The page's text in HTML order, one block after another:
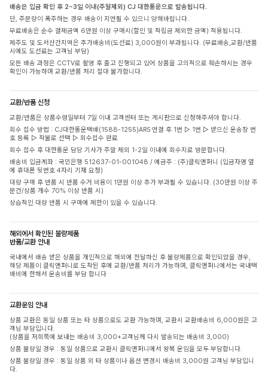
배송은 입금 확인 후 2~3일 이내(주말제외) CJ 대한통운으로 발송됩니다.
단, 주문량이 폭주하는 경우 배송이 지연될 수 있으니 양해바랍니다.
무료배송은 순수 결제금액 6만원 이상 구매시(할인 및 적립금 제외한 금액) 적용됩니다.
제주도 및 도서산간지역은 추가배송비(도선료) 3,000원이 부과됩니다. (무료배송,교환/반품
시에도 도선료는 고객님 부담)
모든 배송 과정은 CCTV로 촬영 후 출고 진행되고 있어 상품을 고의적으로 훼손하시는 경우
확인이 가능하며 교환/반품 처리 절대 불가합니다.
교환/반품 신청
교환/반품은 상품수령일부터 7일 이내 고객센터 또는 게시판으로 신청해주셔야 합니다.
회수 접수 방법 : CJ대한통운택배(1588-1255)ARS 연결 후 1번 ▷ 1번 ▷ 받으신 운송장 번
호 등록 ▷ 착불로 선택 ▷ 회수접수 완료
회수 접수 후 대한통운 담당 기사가 주말 제외 1-2일 이내에 회수지로 방문합니다.
배송비 입금계좌 : 국민은행 512637-01-001048 / 예금주 : (주)클릭앤퍼니 (입금자명 옆
에 휴대폰 뒷번호 4자리 기재 요청)
대량 구매 후 반품 시 반품 수거 비용이 1만원 이상 추가 부과될 수 있습니다. (30만원 이상 주
문건/상품 개수 70% 이상 반품 시)
상습적인 대량 반품 시 구매에 제한이 있을 수 있습니다.
해외에서 확인된 불량제품
반품/교환 안내
국내에서 배송 받은 상품을 개인적으로 해외에 전달하신 후 불량제품으로 확인되었을 경우,
해당 제품이 클릭앤퍼니로 도착된 후에 교환/반품 처리가 가능하며, 클릭앤퍼니에서는 국내택
배비에 한해서 운송비를 부담 합니다
교환운임 안내
상품 교환은 동일 상품 또는 타 상품으로도 교환 가능하며, 교환시 교환배송비 6,000원은 고
객님 부담입니다.
(상품을 저희쪽에 보내는 배송비 3,000+고객님께 다시 발송되는 배송비 3,000)
상품 불량일 경우 : 동일 상품으로 교환시 클릭앤퍼니에서 왕복 운임을 모두 부담합니다.
상품 불량일 경우 : 동일 상품 외 타 상품이나 옵션 변경시 배송비 3,000원 고객님 부담입니
다.